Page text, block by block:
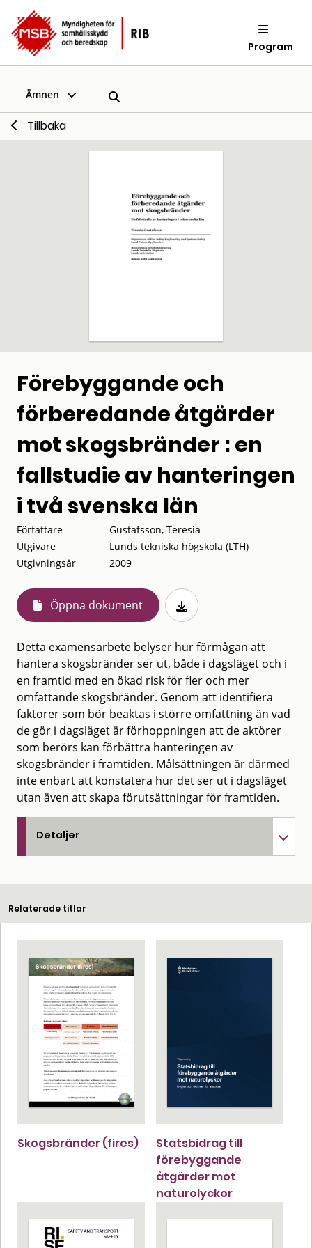
Program
Ämnen
Tillbaka
Förebyggande och
förberedande åtgärder
mot skogsbränder : en
fallstudie av hanteringen
i två svenska län
Författare
Gustafsson, Teresia
Utgivare
Lunds tekniska högskola (LTH)
Utgivningsår
2009
Öppna dokument
Detta examensarbete belyser hur förmågan att
hantera skogsbränder ser ut, både i dagsläget och i
en framtid med en ökad risk för fler och mer
omfattande skogsbränder. Genom att identifiera
faktorer som bör beaktas i större omfattning än vad
de gör i dagsläget är förhoppningen att de aktörer
som berörs kan förbättra hanteringen av
skogsbränder i framtiden. Målsättningen är därmed
inte enbart att konstatera hur det ser ut i dagsläget
utan även att skapa förutsättningar för framtiden.
Detaljer
Relaterade titlar
Skogsbränder (fires)
Statsbidrag till
förebyggande
åtgärder mot
naturolyckor